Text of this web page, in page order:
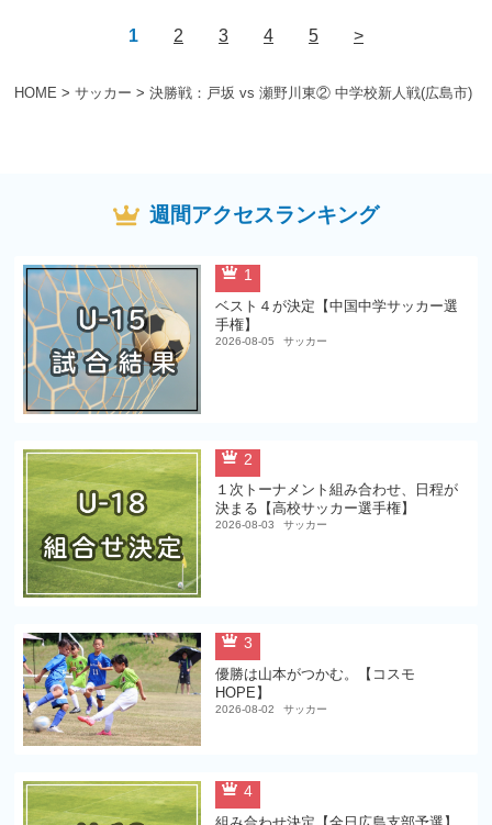
HOME > サッカー > 決勝戦：戸坂 vs 瀬野川東② 中学校新人戦(広島市)
1 2 3 4 5 >
週間アクセスランキング
1
ベスト４が決定【中国中学サッカー選
手権】
2026-08-05 サッカー
2
１次トーナメント組み合わせ、日程が
決まる【高校サッカー選手権】
2026-08-03 サッカー
3
優勝は山本がつかむ。【コスモ
HOPE】
2026-08-02 サッカー
4